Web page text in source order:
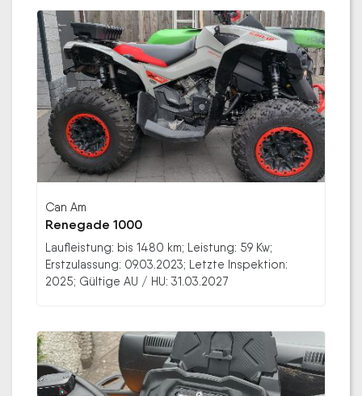
Can Am
Renegade 1000
Laufleistung: bis 1480 km; Leistung: 59 Kw;
Erstzulassung: 09.03.2023; Letzte Inspektion:
2025; Gültige AU / HU: 31.03.2027